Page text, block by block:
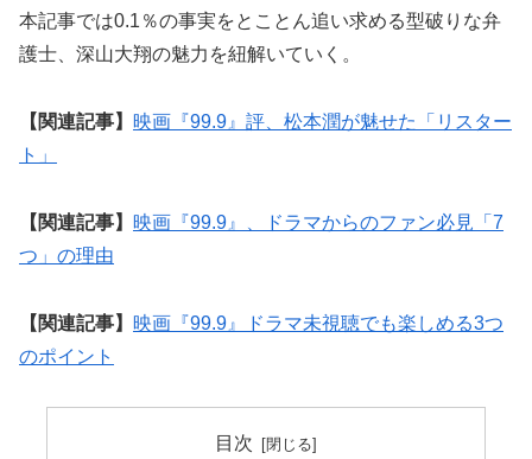
本記事では0.1％の事実をとことん追い求める型破りな弁
護士、深山大翔の魅力を紐解いていく。
【関連記事】 映画『99.9』評、松本潤が魅せた「リスター
ト」
【関連記事】 映画『99.9』、ドラマからのファン必見「7
つ」の理由
【関連記事】 映画『99.9』ドラマ未視聴でも楽しめる3つ
のポイント
目次